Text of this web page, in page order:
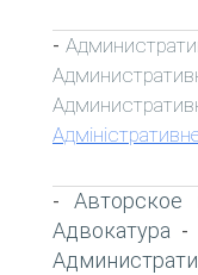
-
-Авторское
Адвокатура -